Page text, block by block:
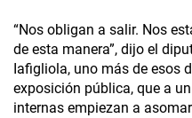
“Nos obligan a salir. Nos
de esta manera”, dijo el
Iafigliola, uno más de esos
exposición pública, que a
internas empiezan a